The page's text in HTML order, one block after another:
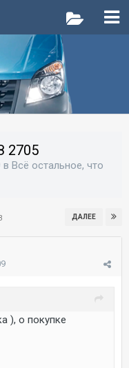
2705
в Всё остальное, что
ДАЛЕЕ
), о покупке